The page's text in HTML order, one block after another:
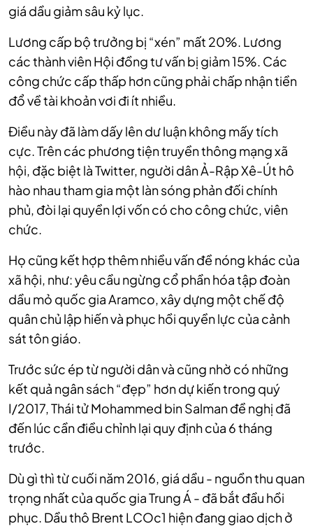
giá dầu giảm sâu kỷ lục.
Lương cấp bộ trưởng bị “xén” mất 20%. Lương
các thành viên Hội đồng tư vấn bị giảm 15%. Các
công chức cấp thấp hơn cũng phải chấp nhận tiền
đổ về tài khoản vơi đi ít nhiều.
Điều này đã làm dấy lên dư luận không mấy tích
cực. Trên các phương tiện truyền thông mạng xã
hội, đặc biệt là Twitter, người dân Ả-Rập Xê-Út hô
hào nhau tham gia một làn sóng phản đối chính
phủ, đòi lại quyền lợi vốn có cho công chức, viên
chức.
Họ cũng kết hợp thêm nhiều vấn đề nóng khác của
xã hội, như: yêu cầu ngừng cổ phần hóa tập đoàn
dầu mỏ quốc gia Aramco, xây dựng một chế độ
quân chủ lập hiến và phục hồi quyền lực của cảnh
sát tôn giáo.
Trước sức ép từ người dân và cũng nhờ có những
kết quả ngân sách “đẹp” hơn dự kiến trong quý
I/2017, Thái tử Mohammed bin Salman đề nghị đã
đến lúc cần điều chỉnh lại quy định của 6 tháng
trước.
Dù gì thì từ cuối năm 2016, giá dầu - nguồn thu quan
trọng nhất của quốc gia Trung Á - đã bắt đầu hồi
phục. Dầu thô Brent LCOc1 hiện đang giao dịch ở